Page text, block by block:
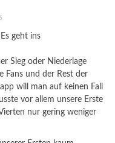
geht ins
Sieg oder Niederlage
Fans und der Rest der
will man auf keinen Fall
vor allem unsere Erste
nur gering weniger